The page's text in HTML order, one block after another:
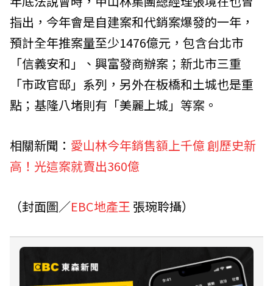
指出，今年會是自建案和代銷案爆發的一年，
預計全年推案量至少1476億元，包含台北市
「信義安和」、興富發商辦案；新北市三重
「市政官邸」系列，另外在板橋和土城也是重
點；基隆八堵則有「美麗上城」等案。
相關新聞： 愛山林今年銷售額上千億 創歷史新
高！光這案就賣出360億
（封面圖／EBC地產王 張琬聆攝）